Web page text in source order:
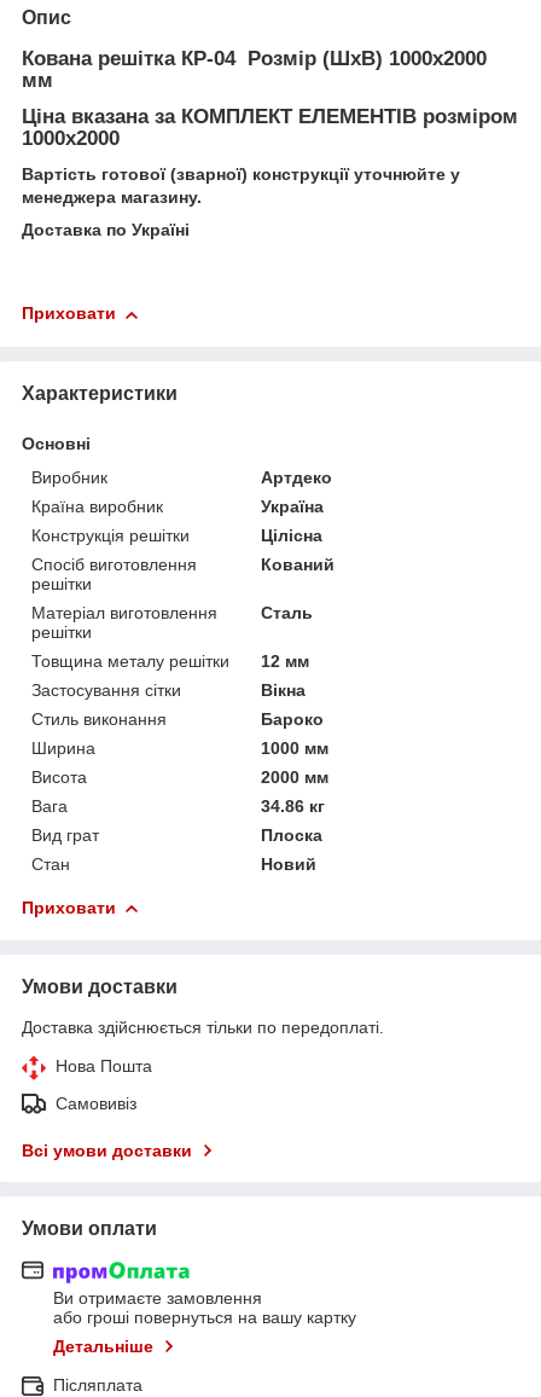
Опис
Кована решітка КР-04 Розмір (ШхВ) 1000х2000
мм
Ціна вказана за КОМПЛЕКТ ЕЛЕМЕНТІВ розміром
1000х2000
Вартість готової (зварної) конструкції уточнюйте у
менеджера магазину.
Доставка по Україні
Приховати
Характеристики
Основні
Виробник
Артдеко
Країна виробник
Україна
Конструкція решітки
Цілісна
Спосіб виготовлення
решітки
Кований
Матеріал виготовлення
решітки
Сталь
Товщина металу решітки
12 мм
Застосування сітки
Вікна
Стиль виконання
Бароко
Ширина
1000 мм
Висота
2000 мм
Вага
34.86 кг
Вид грат
Плоска
Стан
Новий
Приховати
Умови доставки
Доставка здійснюється тільки по передоплаті.
Нова Пошта
Самовивіз
Всі умови доставки
Умови оплати
Ви отримаєте замовлення
або гроші повернуться на вашу картку
Детальніше
Післяплата